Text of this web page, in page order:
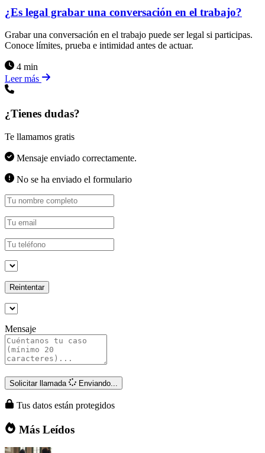
¿Es legal grabar una conversación en el trabajo?
Grabar una conversación en el trabajo puede ser legal si participas.
Conoce límites, prueba e intimidad antes de actuar.
4 min
Leer más
¿Tienes dudas?
Te llamamos gratis
Mensaje enviado correctamente.
No se ha enviado el formulario
Reintentar
Mensaje
Solicitar llamada Enviando...
Tus datos están protegidos
Más Leídos